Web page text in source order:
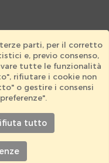
parti, per il corretto
e, previo consenso,
tutte le funzionalità
rifiutare i cookie non
o gestire i consensi
tutto